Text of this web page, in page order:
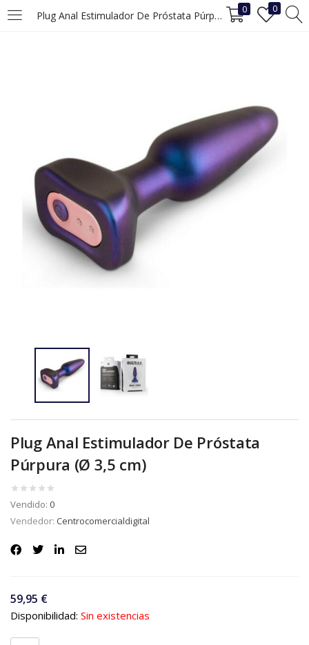
Plug Anal Estimulador De Próstata Púrpura (Ø 3,5 cm) 0 0
INICIAR SESIÓN REGISTRO
Recuérdame
Iniciar Sesión
¿Ha perdido la contraseña?
Plug Anal Estimulador De Próstata
Púrpura (Ø 3,5 cm)
Vendido: 0
Vendedor: Centrocomercialdigital
59,95 €
Disponibilidad: Sin existencias